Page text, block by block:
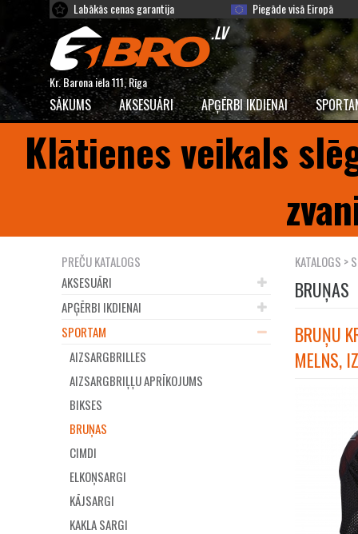
Labākās cenas garantija Piegāde visā Eiropā
Kr. Barona iela 111, Rīga
SĀKUMS AKSESUĀRI APĢĒRBI IKDIENAI
Klātienes veikals
PREČU KATALOGS
AKSESUĀRI
APĢĒRBI IKDIENAI
SPORTAM
AIZSARGBRILLES
AIZSARGBRIĻĻU APRĪKOJUMS
BIKSES
BRUŅAS
CIMDI
ELKOŅSARGI
KĀJSARGI
KAKLA SARGI
KATALOGS >
BRUŅAS
BRUŅU
MELNS,